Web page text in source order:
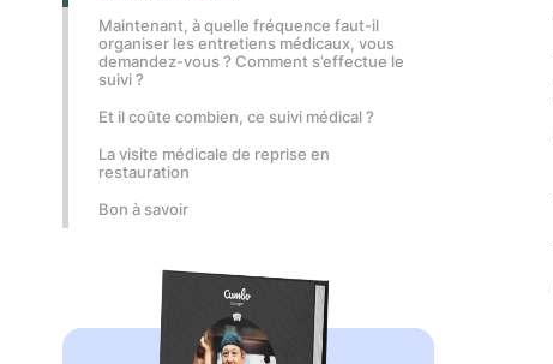
Maintenant, à quelle fréquence faut-il
organiser les entretiens médicaux, vous
demandez-vous ? Comment s’effectue le
suivi ?
Et il coûte combien, ce suivi médical ?
La visite médicale de reprise en
restauration
Bon à savoir